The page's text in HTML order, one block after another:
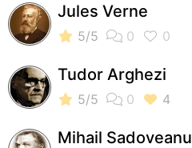
Jules Verne
Tudor Arghezi
Mihail Sadoveanu